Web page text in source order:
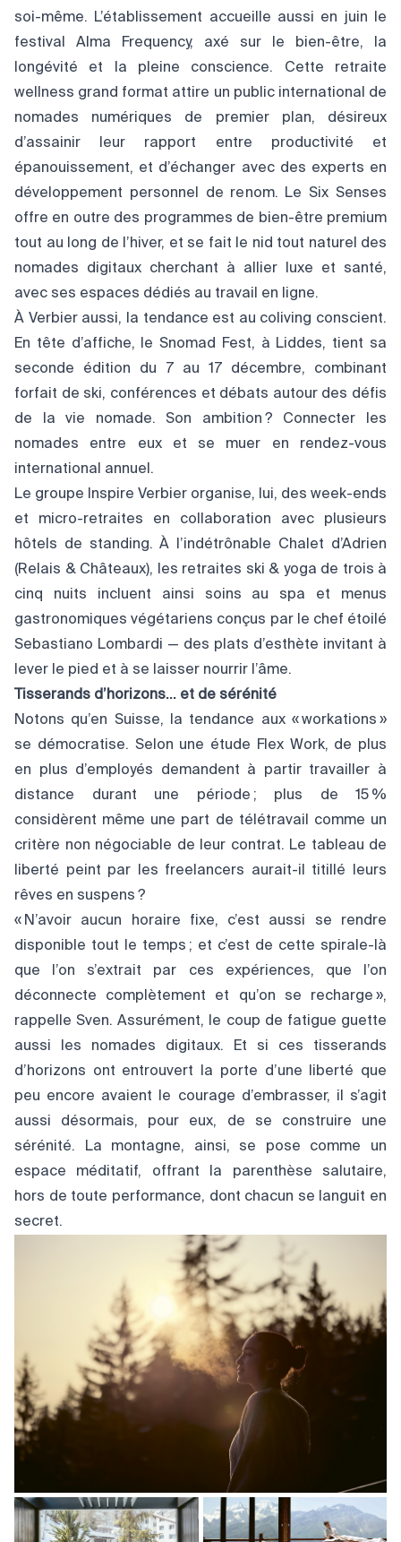
soi-même. L’établissement accueille aussi en juin le
festival Alma Frequency, axé sur le bien-être, la
longévité et la pleine conscience. Cette retraite
wellness grand format attire un public international de
nomades numériques de premier plan, désireux
d’assainir leur rapport entre productivité et
épanouissement, et d’échanger avec des experts en
développement personnel de renom. Le Six Senses
offre en outre des programmes de bien-être premium
tout au long de l’hiver, et se fait le nid tout naturel des
nomades digitaux cherchant à allier luxe et santé,
avec ses espaces dédiés au travail en ligne.
À Verbier aussi, la tendance est au coliving conscient.
En tête d’affiche, le Snomad Fest, à Liddes, tient sa
seconde édition du 7 au 17 décembre, combinant
forfait de ski, conférences et débats autour des défis
de la vie nomade. Son ambition ? Connecter les
nomades entre eux et se muer en rendez-vous
international annuel.
Le groupe Inspire Verbier organise, lui, des week-ends
et micro-retraites en collaboration avec plusieurs
hôtels de standing. À l’indétrônable Chalet d’Adrien
(Relais & Châteaux), les retraites ski & yoga de trois à
cinq nuits incluent ainsi soins au spa et menus
gastronomiques végétariens conçus par le chef étoilé
Sebastiano Lombardi — des plats d’esthète invitant à
lever le pied et à se laisser nourrir l’âme.
Tisserands d’horizons… et de sérénité
Notons qu’en Suisse, la tendance aux « workations »
se démocratise. Selon une étude Flex Work, de plus
en plus d’employés demandent à partir travailler à
distance durant une période ; plus de 15 %
considèrent même une part de télétravail comme un
critère non négociable de leur contrat. Le tableau de
liberté peint par les freelancers aurait-il titillé leurs
rêves en suspens ?
« N’avoir aucun horaire fixe, c’est aussi se rendre
disponible tout le temps ; et c’est de cette spirale-là
que l’on s’extrait par ces expériences, que l’on
déconnecte complètement et qu’on se recharge »,
rappelle Sven. Assurément, le coup de fatigue guette
aussi les nomades digitaux. Et si ces tisserands
d’horizons ont entrouvert la porte d’une liberté que
peu encore avaient le courage d’embrasser, il s’agit
aussi désormais, pour eux, de se construire une
sérénité. La montagne, ainsi, se pose comme un
espace méditatif, offrant la parenthèse salutaire,
hors de toute performance, dont chacun se languit en
secret.